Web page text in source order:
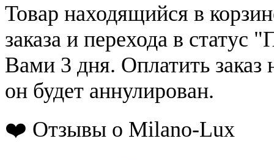
Товар находящийся в
заказа и перехода в статус
Вами 3 дня. Оплатить заказ
он будет аннулирован.
❤️ Отзывы о Milano-Lux